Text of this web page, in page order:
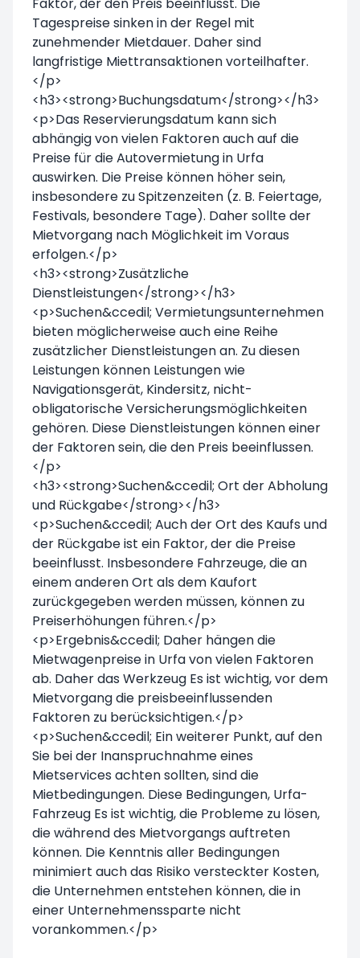
Tagespreise sinken in der Regel mit
zunehmender Mietdauer. Daher sind
langfristige Miettransaktionen vorteilhafter.
</p>
<h3><strong>Buchungsdatum</strong></h3>
<p>Das Reservierungsdatum kann sich
abhängig von vielen Faktoren auch auf die
Preise für die Autovermietung in Urfa
auswirken. Die Preise können höher sein,
insbesondere zu Spitzenzeiten (z. B. Feiertage,
Festivals, besondere Tage). Daher sollte der
Mietvorgang nach Möglichkeit im Voraus
erfolgen.</p>
<h3><strong>Zusätzliche
Dienstleistungen</strong></h3>
<p>Suchen&ccedil; Vermietungsunternehmen
bieten möglicherweise auch eine Reihe
zusätzlicher Dienstleistungen an. Zu diesen
Leistungen können Leistungen wie
Navigationsgerät, Kindersitz, nicht-
obligatorische Versicherungsmöglichkeiten
gehören. Diese Dienstleistungen können einer
der Faktoren sein, die den Preis beeinflussen.
</p>
<h3><strong>Suchen&ccedil; Ort der Abholung
und Rückgabe</strong></h3>
<p>Suchen&ccedil; Auch der Ort des Kaufs und
der Rückgabe ist ein Faktor, der die Preise
beeinflusst. Insbesondere Fahrzeuge, die an
einem anderen Ort als dem Kaufort
zurückgegeben werden müssen, können zu
Preiserhöhungen führen.</p>
<p>Ergebnis&ccedil; Daher hängen die
Mietwagenpreise in Urfa von vielen Faktoren
ab. Daher das Werkzeug Es ist wichtig, vor dem
Mietvorgang die preisbeeinflussenden
Faktoren zu berücksichtigen.</p>
<p>Suchen&ccedil; Ein weiterer Punkt, auf den
Sie bei der Inanspruchnahme eines
Mietservices achten sollten, sind die
Mietbedingungen. Diese Bedingungen, Urfa-
Fahrzeug Es ist wichtig, die Probleme zu lösen,
die während des Mietvorgangs auftreten
können. Die Kenntnis aller Bedingungen
minimiert auch das Risiko versteckter Kosten,
die Unternehmen entstehen können, die in
einer Unternehmenssparte nicht
vorankommen.</p>